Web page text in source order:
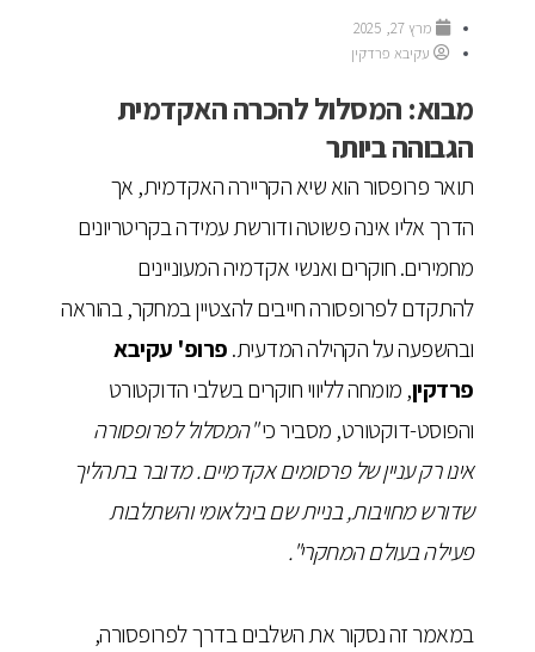
מרץ 27, 2025
עקיבא פרדקין
מבוא: המסלול להכרה האקדמית
הגבוהה ביותר
תואר פרופסור הוא שיא הקריירה האקדמית, אך
הדרך אליו אינה פשוטה ודורשת עמידה בקריטריונים
מחמירים. חוקרים ואנשי אקדמיה המעוניינים
להתקדם לפרופסורה חייבים להצטיין במחקר, בהוראה
ובהשפעה על הקהילה המדעית.פרופ' עקיבא
פרדקין, מומחה לליווי חוקרים בשלבי הדוקטורט
והפוסט-דוקטורט, מסביר כי"המסלול לפרופסורה
אינו רק עניין של פרסומים אקדמיים. מדובר בתהליך
שדורש מחויבות, בניית שם בינלאומי והשתלבות
פעילה בעולם המחקרי".
במאמר זה נסקור את השלבים בדרך לפרופסורה,